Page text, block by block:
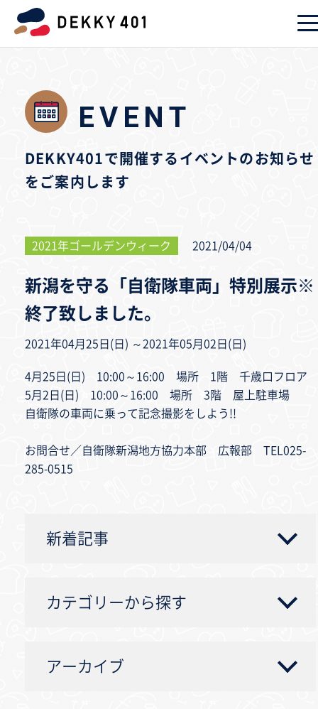
EVENT
DEKKY401で開催するイベントのお知らせ
をご案内します
2021年ゴールデンウィーク 2021/04/04
新潟を守る「自衛隊車両」特別展示※
終了致しました。
2021年04月25日(日) ～2021年05月02日(日)
4月25日(日) 10:00～16:00 場所 1階 千歳口フロア
5月2日(日) 10:00～16:00 場所 3階 屋上駐車場
自衛隊の車両に乗って記念撮影をしよう!!
お問合せ／自衛隊新潟地方協力本部 広報部 TEL025-
285-0515
新着記事
カテゴリーから探す
アーカイブ